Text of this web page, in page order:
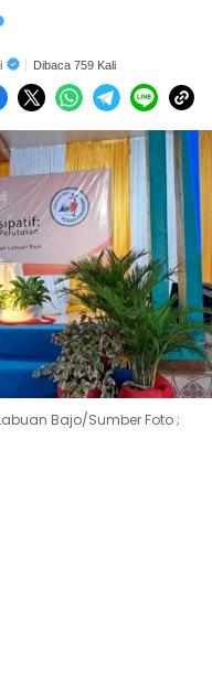
Dibaca 759 Kali
Bajo/Sumber Foto ;